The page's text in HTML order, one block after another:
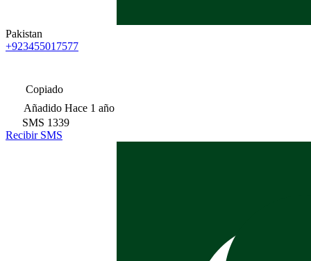
Pakistan
+923455017577
Copiado
Añadido Hace 1 año
SMS 1339
Recibir SMS